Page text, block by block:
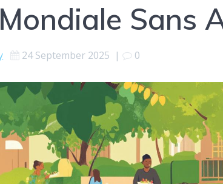
Sans
24 September 2025 | 0